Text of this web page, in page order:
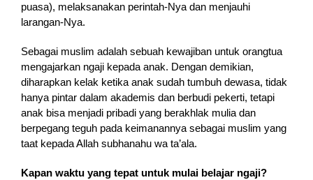
puasa), melaksanakan perintah-Nya dan menjauhi
larangan-Nya.
Sebagai muslim adalah sebuah kewajiban untuk orangtua
mengajarkan ngaji kepada anak. Dengan demikian,
diharapkan kelak ketika anak sudah tumbuh dewasa, tidak
hanya pintar dalam akademis dan berbudi pekerti, tetapi
anak bisa menjadi pribadi yang berakhlak mulia dan
berpegang teguh pada keimanannya sebagai muslim yang
taat kepada Allah subhanahu wa ta’ala.
Kapan waktu yang tepat untuk mulai belajar ngaji?